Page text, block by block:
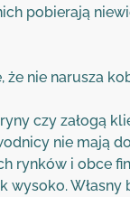
pobierają
że nie narusza
czy załogą
nie mają
rynków i obce
Własny